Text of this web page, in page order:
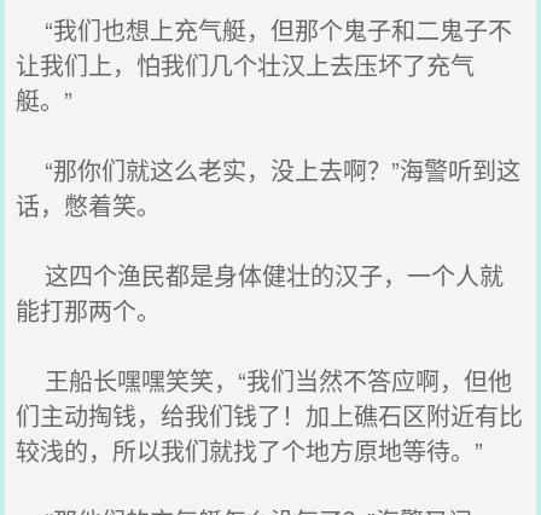
“我们也想上充气艇，但那个鬼子和二鬼子不
让我们上，怕我们几个壮汉上去压坏了充气
艇。”
“那你们就这么老实，没上去啊？”海警听到这
话，憋着笑。
这四个渔民都是身体健壮的汉子，一个人就
能打那两个。
王船长嘿嘿笑笑，“我们当然不答应啊，但他
们主动掏钱，给我们钱了！加上礁石区附近有比
较浅的，所以我们就找了个地方原地等待。”